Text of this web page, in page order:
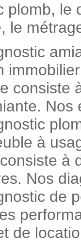
plomb, le
le
consiste
Nos
à
à
Nos
de
de